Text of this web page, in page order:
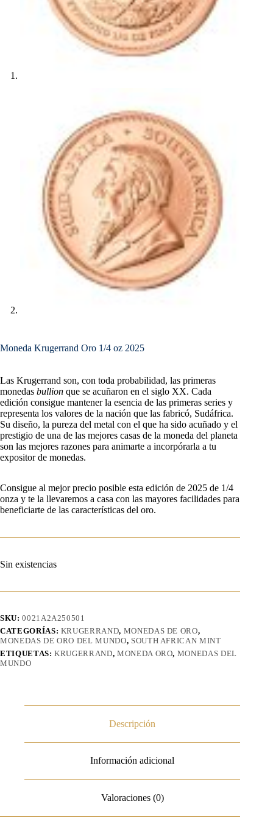
Moneda Krugerrand Oro 1/4 oz 2025
Las Krugerrand son, con toda probabilidad, las primeras
monedas bullion que se acuñaron en el siglo XX. Cada
edición consigue mantener la esencia de las primeras series y
representa los valores de la nación que las fabricó, Sudáfrica.
Su diseño, la pureza del metal con el que ha sido acuñado y el
prestigio de una de las mejores casas de la moneda del planeta
son las mejores razones para animarte a incorpórarla a tu
expositor de monedas.
Consigue al mejor precio posible esta edición de 2025 de 1/4
onza y te la llevaremos a casa con las mayores facilidades para
beneficiarte de las características del oro.
Sin existencias
SKU:0021A2A250501
CATEGORÍAS: KRUGERRAND, MONEDAS DE ORO,
MONEDAS DE ORO DEL MUNDO, SOUTH AFRICAN MINT
ETIQUETAS:KRUGERRAND, MONEDA ORO, MONEDAS DEL
MUNDO
Descripción
Información adicional
Valoraciones (0)